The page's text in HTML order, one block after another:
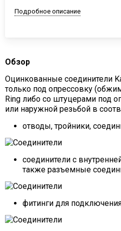
Подробное описание
Обзор
Оцинкованные соединители
только под опрессовку
Ring либо со штуцерами под
или наружной резьбой в
отводы, тройники,
соединители с
также разъемные
фитинги для